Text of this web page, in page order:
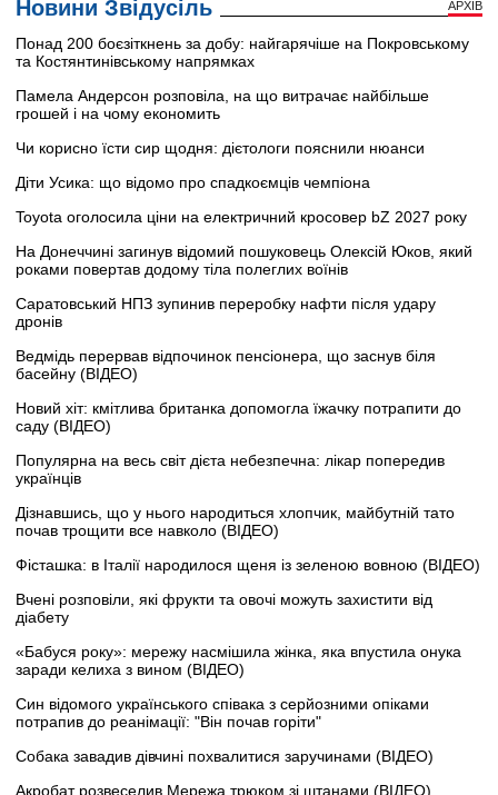
Новини Звідусіль АРХІВ
Понад 200 боєзіткнень за добу: найгарячіше на Покровському
та Костянтинівському напрямках
Памела Андерсон розповіла, на що витрачає найбільше
грошей і на чому економить
Чи корисно їсти сир щодня: дієтологи пояснили нюанси
Діти Усика: що відомо про спадкоємців чемпіона
Toyota оголосила ціни на електричний кросовер bZ 2027 року
На Донеччині загинув відомий пошуковець Олексій Юков, який
роками повертав додому тіла полеглих воїнів
Саратовський НПЗ зупинив переробку нафти після удару
дронів
Ведмідь перервав відпочинок пенсіонера, що заснув біля
басейну (ВІДЕО)
Новий хіт: кмітлива британка допомогла їжачку потрапити до
саду (ВІДЕО)
Популярна на весь світ дієта небезпечна: лікар попередив
українців
Дізнавшись, що у нього народиться хлопчик, майбутній тато
почав трощити все навколо (ВІДЕО)
Фісташка: в Італії народилося щеня із зеленою вовною (ВІДЕО)
Вчені розповіли, які фрукти та овочі можуть захистити від
діабету
«Бабуся року»: мережу насмішила жінка, яка впустила онука
заради келиха з вином (ВІДЕО)
Син відомого українського співака з серйозними опіками
потрапив до реанімації: "Він почав горіти"
Собака завадив дівчині похвалитися заручинами (ВІДЕО)
Акробат розвеселив Мережа трюком зі штанами (ВІДЕО)